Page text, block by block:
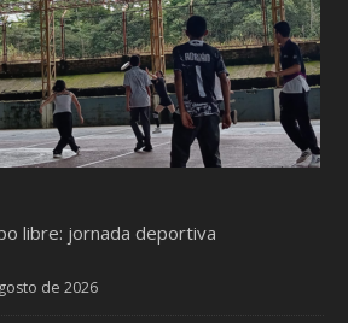
libre: jornada deportiva
de 2026